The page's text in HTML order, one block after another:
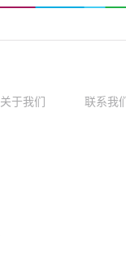
关于我们 联系我们